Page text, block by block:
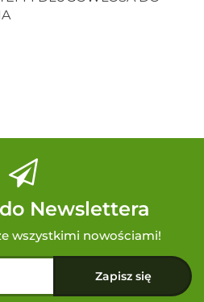
Newslettera
wszystkimi nowościami!